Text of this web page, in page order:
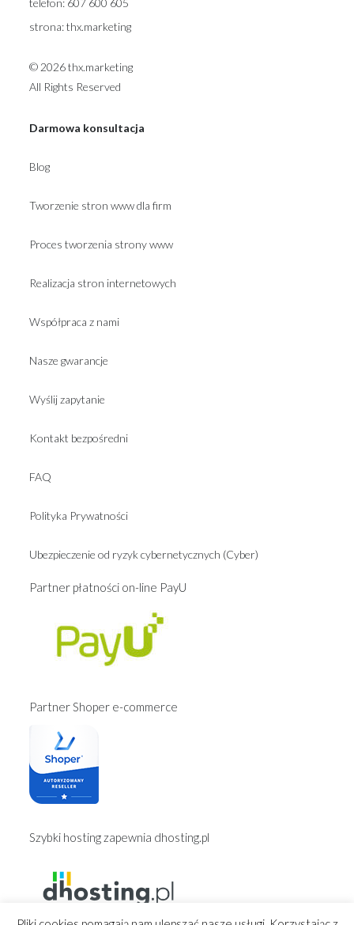
strona:thx.marketing
© 2026 thx.marketing
All Rights Reserved
Darmowa konsultacja
Blog
Tworzenie stron www dla firm
Proces tworzenia strony www
Realizacja stron internetowych
Współpraca z nami
Nasze gwarancje
Wyślij zapytanie
Kontakt bezpośredni
FAQ
Polityka Prywatności
Ubezpieczenie od ryzyk cybernetycznych (Cyber)
Partner płatności on-line PayU
Partner Shoper e-commerce
Szybki hosting zapewnia dhosting.pl